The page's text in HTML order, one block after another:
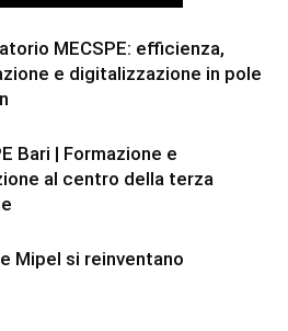
MECSPE: efficienza,
e digitalizzazione in pole
Bari | Formazione e
al centro della terza
Mipel si reinventano